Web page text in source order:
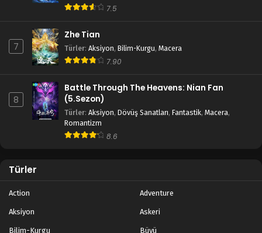
7.5
7
Zhe Tian
Türler: Aksiyon, Bilim-Kurgu, Macera
7.90
8
Battle Through The Heavens: Nian Fan
(5.Sezon)
Türler: Aksiyon, Dövüş Sanatları, Fantastik, Macera,
Romantizm
8.6
Türler
Action Adventure
Aksiyon Askeri
Bilim-Kurgu Büyü